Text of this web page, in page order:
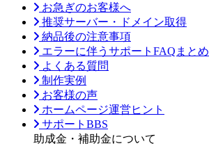
お急ぎのお客様へ
推奨サーバー・ドメイン取得
納品後の注意事項
エラーに伴うサポートFAQまとめ
よくある質問
制作実例
お客様の声
ホームページ運営ヒント
サポートBBS
助成金・補助金について